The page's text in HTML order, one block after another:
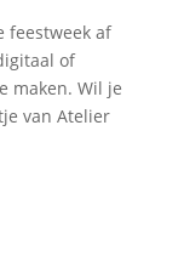
feestweek af
of
maken. Wil je
van Atelier